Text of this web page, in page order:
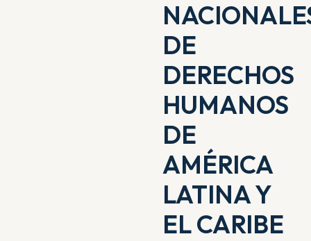
DE
DERECHOS
HUMANOS
DE
AMÉRICA
LATINA Y
EL CARIBE